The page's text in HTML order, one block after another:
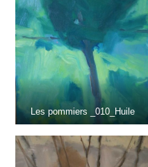
Les pommiers _010_Huile